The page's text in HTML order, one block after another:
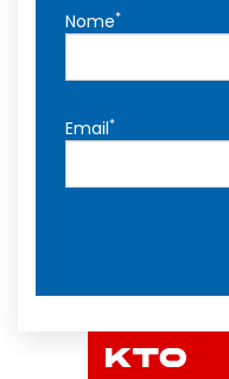
Nome*
Email*